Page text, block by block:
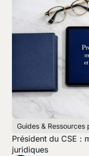
Guides & Ressources
Président du CSE :
juridiques